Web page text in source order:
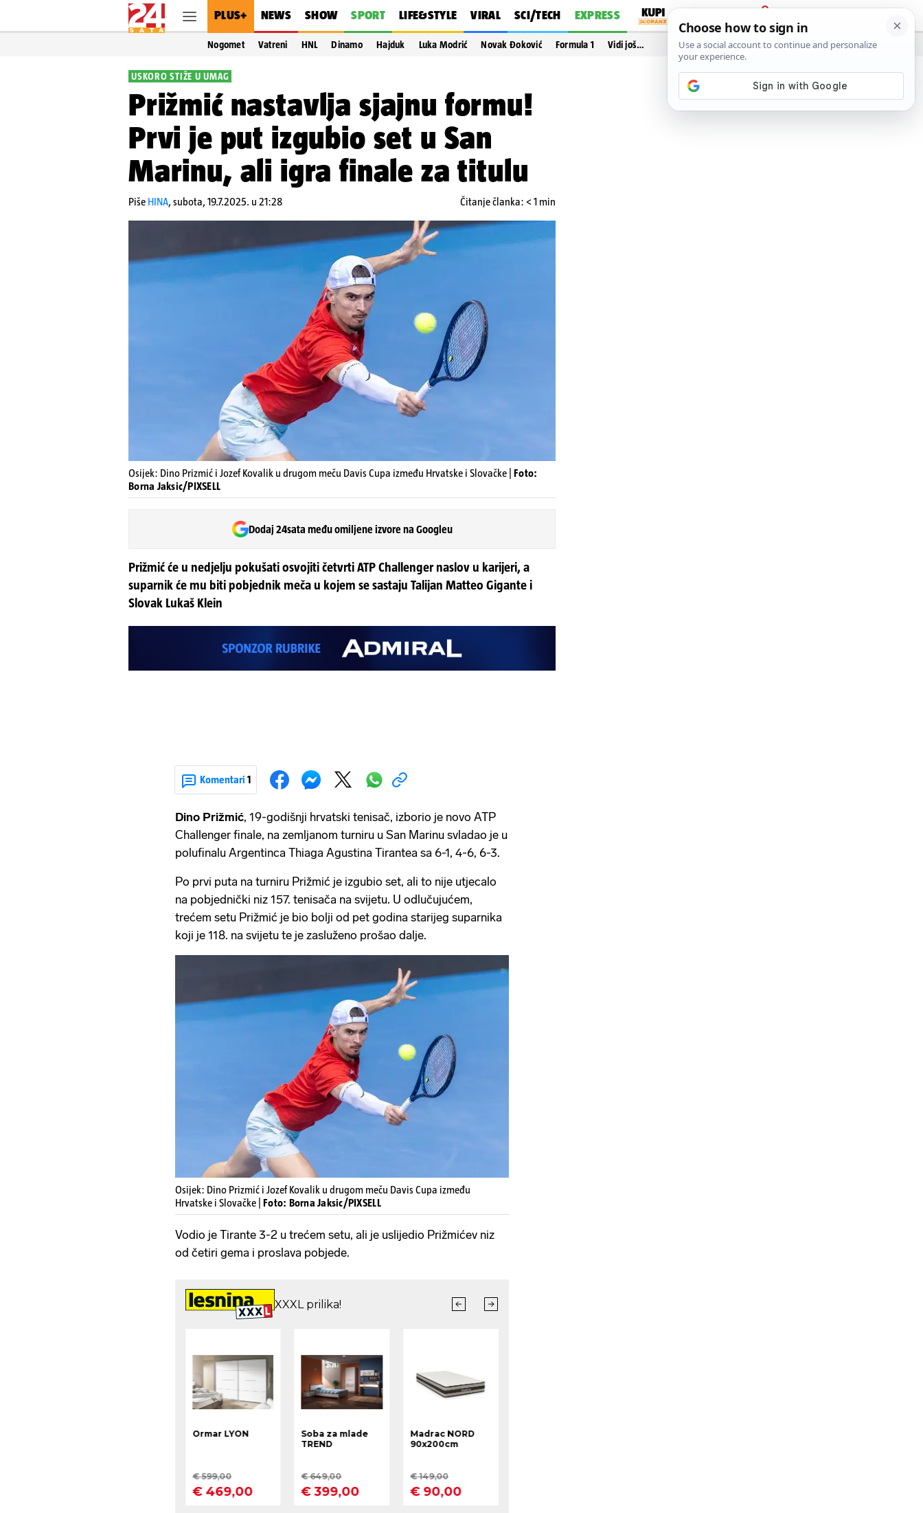
PLUS+ NEWS SHOW SPORT LIFE&STYLE VIRAL SCI/TECH EXPRESS
PRIJAVA
Nogomet Vatreni HNL Dinamo Hajduk Luka Modrić Novak Đoković Formula 1 Vidi još…
USKORO STIŽE U UMAG
Prižmić nastavlja sjajnu formu!
Prvi je put izgubio set u San
Marinu, ali igra finale za titulu
Piše HINA,subota, 19.7.2025. u 21:28 Čitanje članka: < 1 min
Osijek: Dino Prizmić i Jozef Kovalik u drugom meču Davis Cupa između Hrvatske i Slovačke | Foto:
Borna Jaksic/PIXSELL
Dodaj 24sata među omiljene izvore na Googleu
Prižmić će u nedjelju pokušati osvojiti četvrti ATP Challenger naslov u karijeri, a
suparnik će mu biti pobjednik meča u kojem se sastaju Talijan Matteo Gigante i
Slovak Lukaš Klein
Komentari 1
Dino Prižmić, 19-godišnji hrvatski tenisač, izborio je novo ATP
Challenger finale, na zemljanom turniru u San Marinu svladao je u
polufinalu Argentinca Thiaga Agustina Tirantea sa 6-1, 4-6, 6-3.
Po prvi puta na turniru Prižmić je izgubio set, ali to nije utjecalo
na pobjednički niz 157. tenisača na svijetu. U odlučujućem,
trećem setu Prižmić je bio bolji od pet godina starijeg suparnika
koji je 118. na svijetu te je zasluženo prošao dalje.
Osijek: Dino Prizmić i Jozef Kovalik u drugom meču Davis Cupa između
Hrvatske i Slovačke | Foto: Borna Jaksic/PIXSELL
Vodio je Tirante 3-2 u trećem setu, ali je uslijedio Prižmićev niz
od četiri gema i proslava pobjede.